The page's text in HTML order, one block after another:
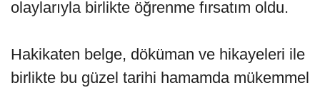
olaylarıyla birlikte öğrenme fırsatım oldu.
Hakikaten belge, döküman ve hikayeleri ile
birlikte bu güzel tarihi hamamda mükemmel